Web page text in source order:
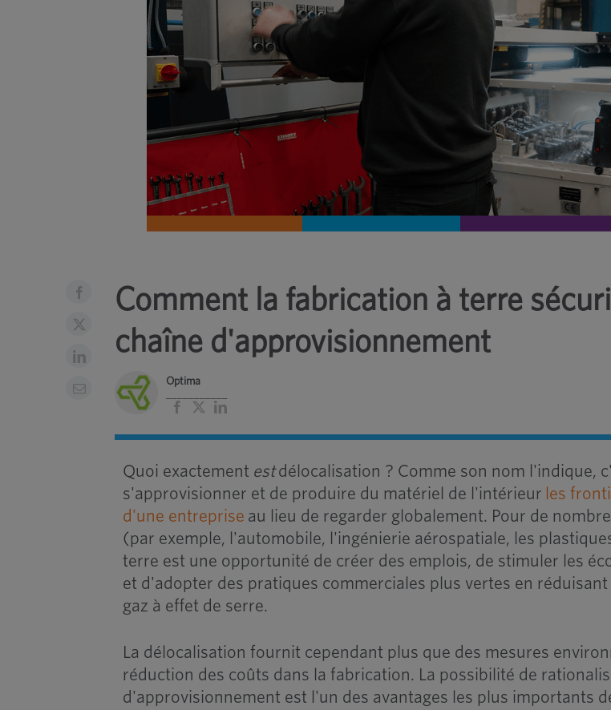
Comment la fabrication à terre
chaîne d'approvisionnement
Optima
FacebookLinkedIn
Quoi exactement estdélocalisation ? Comme son nom l'indique,
s'approvisionner et de produire du matériel de l'intérieur les
d'une entreprise au lieu de regarder globalement. Pour de
(par exemple, l'automobile, l'ingénierie aérospatiale, les
terre est une opportunité de créer des emplois, de stimuler les
et d'adopter des pratiques commerciales plus vertes en réduisant
gaz à effet de serre.
La délocalisation fournit cependant plus que des mesures
réduction des coûts dans la fabrication. La possibilité de
d'approvisionnement est l'un des avantages les plus importants